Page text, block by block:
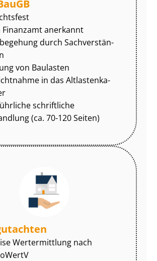
Finanzamt anerkannt
durch Sach­ver­stän­
von Baulasten
in das Alt­las­ten­ka­
schriftliche
(ca. 70-120 Seiten)
Wertermittlung nach